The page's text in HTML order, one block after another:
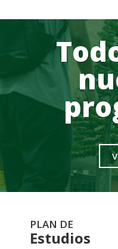
PLAN DE
Estudios